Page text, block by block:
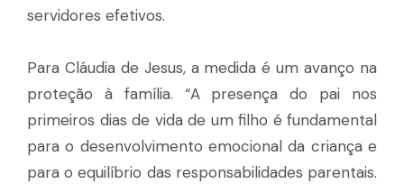
servidores efetivos.
Para Cláudia de Jesus, a medida é um avanço na
proteção à família. “A presença do pai nos
primeiros dias de vida de um filho é fundamental
para o desenvolvimento emocional da criança e
para o equilíbrio das responsabilidades parentais.